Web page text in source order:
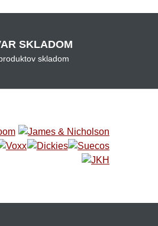
SKLADOM
skladom